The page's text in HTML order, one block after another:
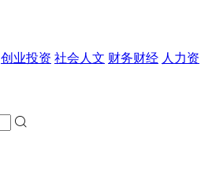
创业投资 社会人文 财务财经 人力资